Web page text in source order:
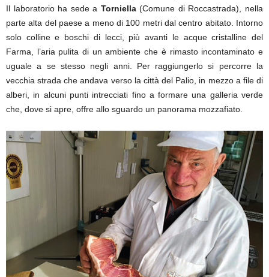
Il laboratorio ha sede a Torniella(Comune di Roccastrada), nella
parte alta del paese a meno di 100 metri dal centro abitato. Intorno
solo colline e boschi di lecci, più avanti le acque cristalline del
Farma, l’aria pulita di un ambiente che è rimasto incontaminato e
uguale a se stesso negli anni. Per raggiungerlo si percorre la
vecchia strada che andava verso la città del Palio, in mezzo a file di
alberi, in alcuni punti intrecciati fino a formare una galleria verde
che, dove si apre, offre allo sguardo un panorama mozzafiato.